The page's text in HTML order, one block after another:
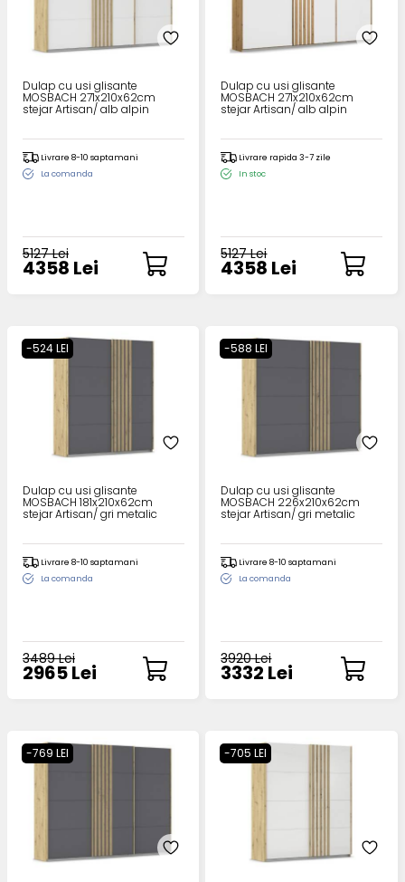
Dulap cu usi glisante
MOSBACH 271x210x62cm
stejar Artisan/ alb alpin
Livrare 8-10 saptamani
La comanda
5127 Lei
4358 Lei
Dulap cu usi glisante
MOSBACH 271x210x62cm
stejar Artisan/ alb alpin
Livrare rapida 3-7 zile
In stoc
5127 Lei
4358 Lei
-524 LEI
Dulap cu usi glisante
MOSBACH 181x210x62cm
stejar Artisan/ gri metalic
Livrare 8-10 saptamani
La comanda
3489 Lei
2965 Lei
-588 LEI
Dulap cu usi glisante
MOSBACH 226x210x62cm
stejar Artisan/ gri metalic
Livrare 8-10 saptamani
La comanda
3920 Lei
3332 Lei
-769 LEI -705 LEI